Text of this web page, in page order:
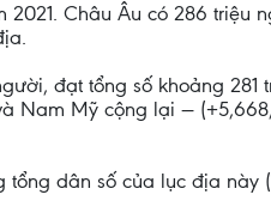
Châu Âu có 286 triệu
đạt tổng số khoảng 281
Nam Mỹ cộng lại —
dân số của lục địa này